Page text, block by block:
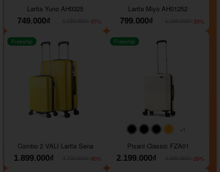
Larita Yuno AH0325
749.000₫
-37%
Larita Miyo AH01252
799.000₫
-33%
Freeship
Combo 2 VALI Larita Sena
1.899.000₫
-60%
#000000#000000#000000
+1
Freeship
Pisani Classic FZA01
2.199.000₫
-26%